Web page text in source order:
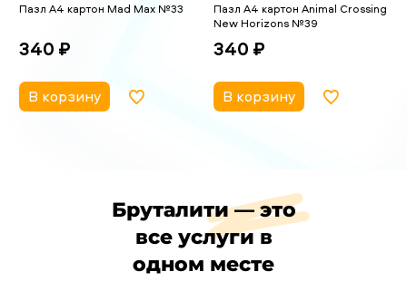
Пазл А4 картон Mad Max №33
340 ₽
В корзину
Пазл А4 картон Animal Crossing
New Horizons №39
340 ₽
В корзину
Бруталити — это
все услуги в
одном месте